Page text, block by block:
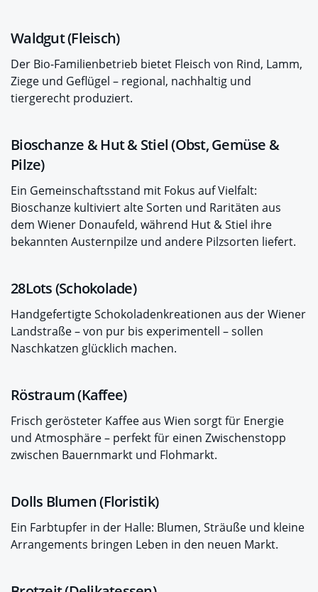
Waldgut (Fleisch)
Der Bio-Familienbetrieb bietet Fleisch von Rind, Lamm,
Ziege und Geflügel – regional, nachhaltig und
tiergerecht produziert.
Bioschanze & Hut & Stiel (Obst, Gemüse &
Pilze)
Ein Gemeinschaftsstand mit Fokus auf Vielfalt:
Bioschanze kultiviert alte Sorten und Raritäten aus
dem Wiener Donaufeld, während Hut & Stiel ihre
bekannten Austernpilze und andere Pilzsorten liefert.
28Lots (Schokolade)
Handgefertigte Schokoladenkreationen aus der Wiener
Landstraße – von pur bis experimentell – sollen
Naschkatzen glücklich machen.
Röstraum (Kaffee)
Frisch gerösteter Kaffee aus Wien sorgt für Energie
und Atmosphäre – perfekt für einen Zwischenstopp
zwischen Bauernmarkt und Flohmarkt.
Dolls Blumen (Floristik)
Ein Farbtupfer in der Halle: Blumen, Sträuße und kleine
Arrangements bringen Leben in den neuen Markt.